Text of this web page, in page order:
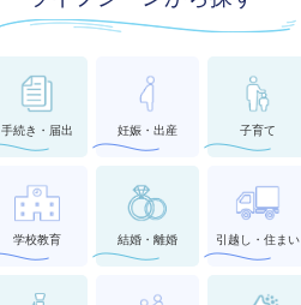
手続き・届出 妊娠・出産 子育て
学校教育 結婚・離婚 引越し・住まい